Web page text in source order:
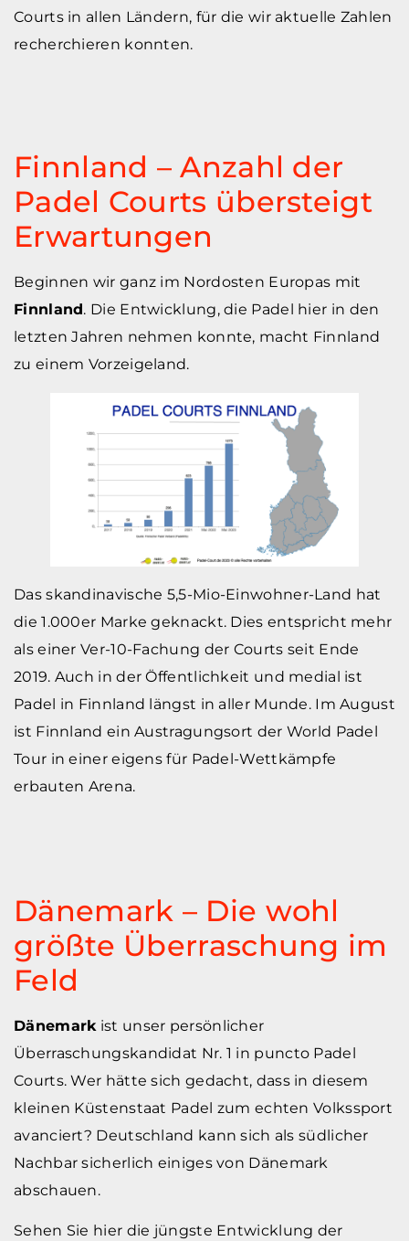
Courts in allen Ländern, für die wir aktuelle Zahlen
recherchieren konnten.
Finnland – Anzahl der
Padel Courts übersteigt
Erwartungen
Beginnen wir ganz im Nordosten Europas mit
Finnland. Die Entwicklung, die Padel hier in den
letzten Jahren nehmen konnte, macht Finnland
zu einem Vorzeigeland.
Das skandinavische 5,5-Mio-Einwohner-Land hat
die 1.000er Marke geknackt. Dies entspricht mehr
als einer Ver-10-Fachung der Courts seit Ende
2019. Auch in der Öffentlichkeit und medial ist
Padel in Finnland längst in aller Munde. Im August
ist Finnland ein Austragungsort der World Padel
Tour in einer eigens für Padel-Wettkämpfe
erbauten Arena.
Dänemark – Die wohl
größte Überraschung im
Feld
Dänemarkist unser persönlicher
Überraschungskandidat Nr. 1 in puncto Padel
Courts. Wer hätte sich gedacht, dass in diesem
kleinen Küstenstaat Padel zum echten Volkssport
avanciert? Deutschland kann sich als südlicher
Nachbar sicherlich einiges von Dänemark
abschauen.
Sehen Sie hier die jüngste Entwicklung der